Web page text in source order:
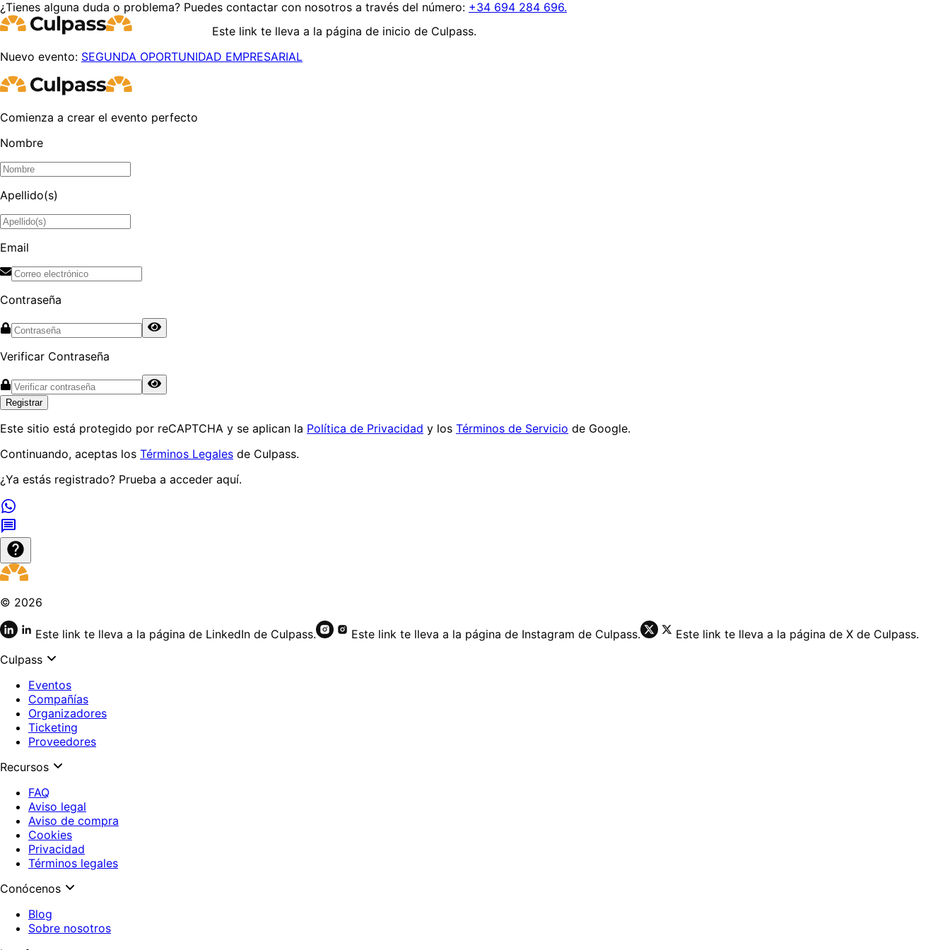
¿Tienes alguna duda o problema? Puedes contactar con nosotros a través del número: +34 694 284 696.
Este link te lleva a la página de inicio de Culpass.
Nuevo evento: SEGUNDA OPORTUNIDAD EMPRESARIAL
Comienza a crear el evento perfecto
Nombre
Apellido(s)
Email
Contraseña
Verificar Contraseña
Registrar
Este sitio está protegido por reCAPTCHA y se aplican la Política de Privacidad y los Términos de Servicio de Google.
Continuando, aceptas los Términos Legales de Culpass.
¿Ya estás registrado? Prueba a acceder aquí.
© 2026
Este link te lleva a la página de LinkedIn de Culpass. Este link te lleva a la página de Instagram de Culpass.
Este link te lleva a la página de X de Culpass.
Culpass
Eventos
Compañías
Organizadores
Ticketing
Proveedores
Recursos
FAQ
Aviso legal
Aviso de compra
Cookies
Privacidad
Términos legales
Conócenos
Blog
Sobre nosotros